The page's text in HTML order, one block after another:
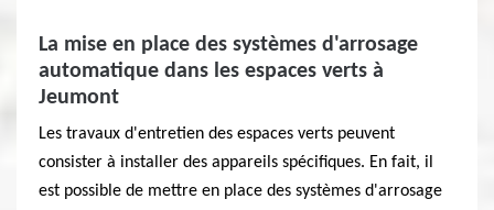
La mise en place des systèmes d'arrosage
automatique dans les espaces verts à
Jeumont
Les travaux d'entretien des espaces verts peuvent
consister à installer des appareils spécifiques. En fait, il
est possible de mettre en place des systèmes d'arrosage